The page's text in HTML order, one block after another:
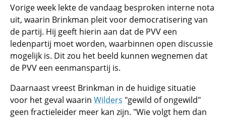
Vorige week lekte de vandaag besproken interne nota
uit, waarin Brinkman pleit voor democratisering van
de partij. Hij geeft hierin aan dat de PVV een
ledenpartij moet worden, waarbinnen open discussie
mogelijk is. Dit zou het beeld kunnen wegnemen dat
de PVV een eenmanspartij is.
Daarnaast vreest Brinkman in de huidige situatie
voor het geval waarin Wilders "gewild of ongewild"
geen fractieleider meer kan zijn. "Wie volgt hem dan